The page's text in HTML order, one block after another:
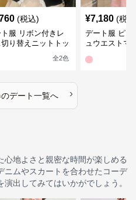
(税込)
服 リボン付きレ
り替えニットトッ
全2色
¥7,180 (税
デート服 ピン
ュウエストマ
デート一覧へ ›
心地よさと親密な時間が楽しめる
ニムやスカートを合わせたコーデ
出してみてはいかがでしょう。